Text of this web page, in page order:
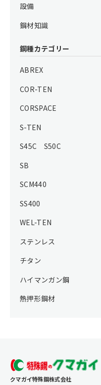
設備
鋼材知識
鋼種カテゴリー
ABREX
COR-TEN
CORSPACE
S-TEN
S45C S50C
SB
SCM440
SS400
WEL-TEN
ステンレス
チタン
ハイマンガン鋼
熱押形鋼材
クマガイ特殊鋼株式会社